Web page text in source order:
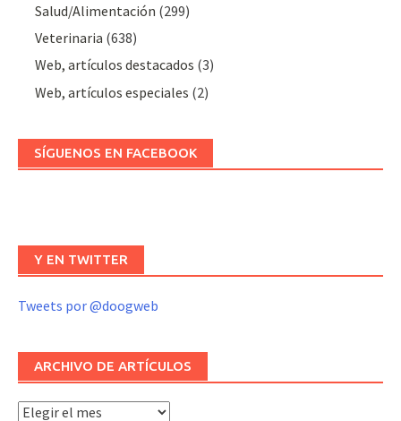
Salud/Alimentación (299)
Veterinaria (638)
Web, artículos destacados (3)
Web, artículos especiales (2)
SÍGUENOS EN FACEBOOK
Y EN TWITTER
Tweets por @doogweb
ARCHIVO DE ARTÍCULOS
Archivo